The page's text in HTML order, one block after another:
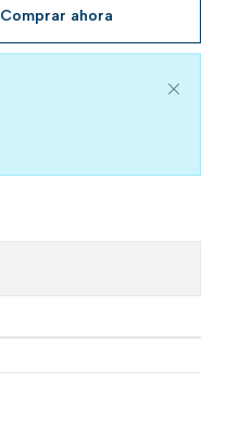
Comprar ahora